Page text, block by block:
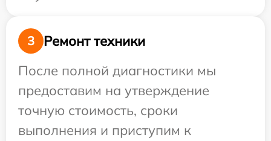
3
Ремонт техники
После полной диагностики мы
предоставим на утверждение
точную стоимость, сроки
выполнения и приступим к